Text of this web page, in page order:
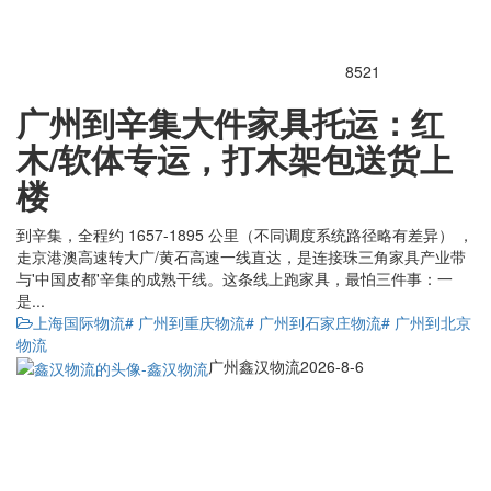
8521
广州到辛集大件家具托运：红
木/软体专运，打木架包送货上
楼
到辛集，全程约 1657-1895 公里（不同调度系统路径略有差异） ，
走京港澳高速转大广/黄石高速一线直达，是连接珠三角家具产业带
与'中国皮都'辛集的成熟干线。这条线上跑家具，最怕三件事：一
是...
上海国际物流# 广州到重庆物流# 广州到石家庄物流# 广州到北京
物流
广州鑫汉物流2026-8-6